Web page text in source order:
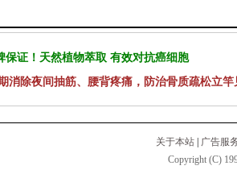
保证！天然植物萃取 有效对抗癌细胞
消除夜间抽筋、腰背疼痛，防治骨质疏松立竿
关于本站
广告服
Copyright (C)